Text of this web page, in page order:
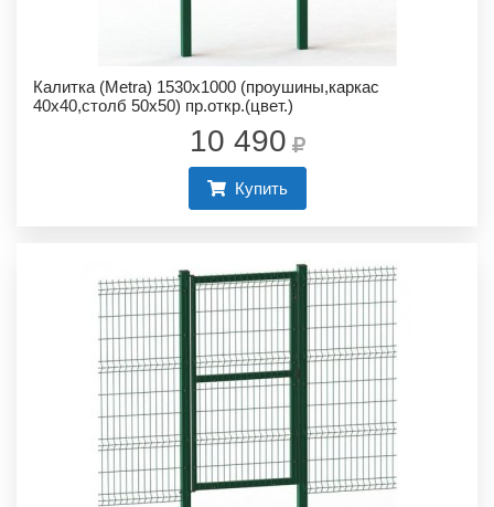
Калитка (Metra) 1530х1000 (проушины,каркас
40х40,столб 50х50) пр.откр.(цвет.)
10 490
Купить